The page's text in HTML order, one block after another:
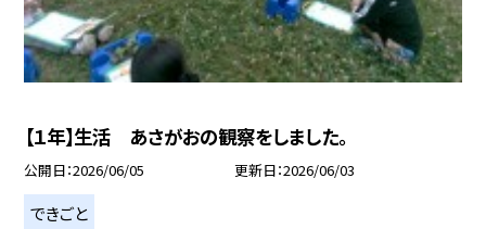
【１年】生活 あさがおの観察をしました。
公開日 2026/06/05 更新日 2026/06/03
できごと